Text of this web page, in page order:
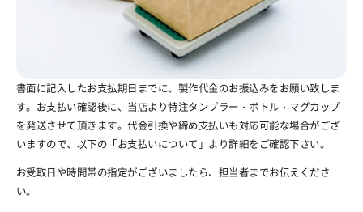
書面に記入したお支払期日までに、製作代金のお振込みをお願い致しま
す。お支払い確認後に、当店より特注タンブラー・ボトル・マグカップ
を発送させて頂きます。代金引換や締め支払いも対応可能な場合がござ
いますので、以下の「お支払いについて」より詳細をご確認下さい。
お受取日や時間帯の指定がございましたら、担当者までお伝えくださ
い。